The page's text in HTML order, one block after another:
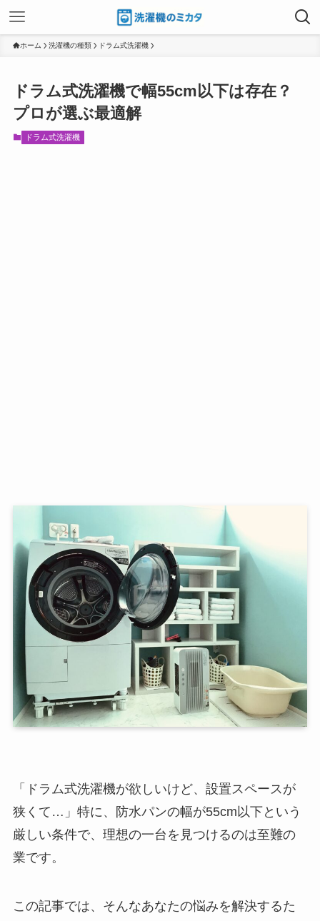
ホーム 洗濯機の種類 ドラム式洗濯機
ドラム式洗濯機で幅55cm以下は存在？
プロが選ぶ最適解
ドラム式洗濯機
「ドラム式洗濯機が欲しいけど、設置スペースが
狭くて…」特に、防水パンの幅が55cm以下という
厳しい条件で、理想の一台を見つけるのは至難の
業です。
この記事では、そんなあなたの悩みを解決するた